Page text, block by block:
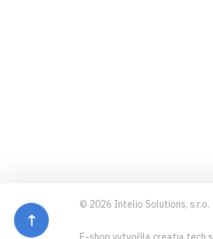
© 2026 Intelio Solutions, s.r.o.